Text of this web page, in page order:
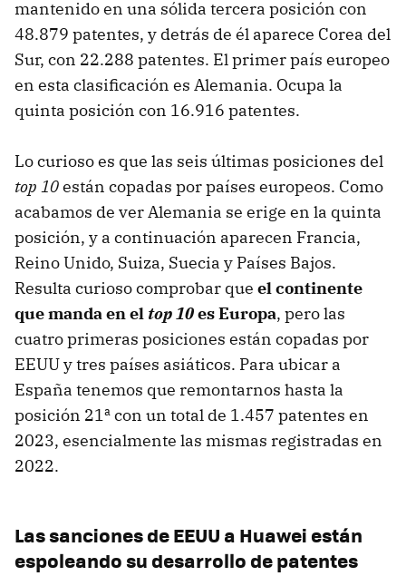
mantenido en una sólida tercera posición con
48.879 patentes, y detrás de él aparece Corea del
Sur, con 22.288 patentes. El primer país europeo
en esta clasificación es Alemania. Ocupa la
quinta posición con 16.916 patentes.
Lo curioso es que las seis últimas posiciones del
top 10están copadas por países europeos. Como
acabamos de ver Alemania se erige en la quinta
posición, y a continuación aparecen Francia,
Reino Unido, Suiza, Suecia y Países Bajos.
Resulta curioso comprobar que el continente
que manda en el top 10es Europa, pero las
cuatro primeras posiciones están copadas por
EEUU y tres países asiáticos. Para ubicar a
España tenemos que remontarnos hasta la
posición 21ª con un total de 1.457 patentes en
2023, esencialmente las mismas registradas en
2022.
Las sanciones de EEUU a Huawei están
espoleando su desarrollo de patentes